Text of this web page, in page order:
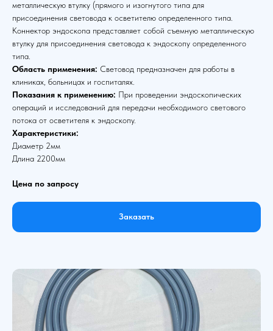
металлическую втулку (прямого и изогнутого типа для
присоединения световода к осветителю определенного типа.
Коннектор эндоскопа представляет собой съемную металлическую
втулку для присоединения световода к эндоскопу определенного
типа.
Область применения: Световод предназначен для работы в
клиниках, больницах и госпиталях.
Показания к применению: При проведении эндоскопических
операций и исследований для передачи необходимого светового
потока от осветителя к эндоскопу.
Характеристики:
Диаметр 2мм
Длина 2200мм
Цена по запросу
Заказать